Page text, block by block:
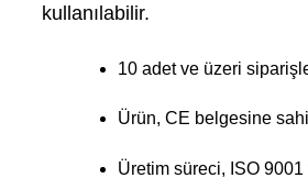
kullanılabilir.
10 adet ve üzeri
Ürün, CE belgesine
Üretim süreci, ISO